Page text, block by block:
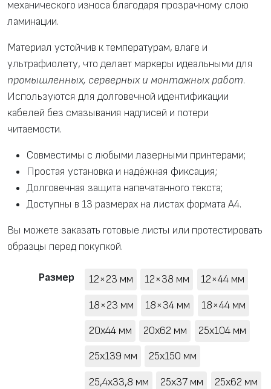
механического износа благодаря прозрачному слою
ламинации.
Материал устойчив к температурам, влаге и
ультрафиолету, что делает маркеры идеальными для
промышленных, серверных и монтажных работ.
Используются для долговечной идентификации
кабелей без смазывания надписей и потери
читаемости.
Совместимы с любыми лазерными принтерами;
Простая установка и надёжная фиксация;
Долговечная защита напечатанного текста;
Доступны в 13 размерах на листах формата A4.
Вы можете заказать готовые листы или протестировать
образцы перед покупкой.
Размер 12×23 мм 12×38 мм 12×44 мм
18×23 мм 18×34 мм 18×44 мм
20x44 мм 20x62 мм 25x104 мм
25x139 мм 25x150 мм
25,4x33,8 мм 25x37 мм 25x62 мм